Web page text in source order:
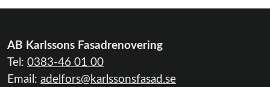
AB Karlssons Fasadrenovering
Tel: 0383-46 01 00
Email: adelfors@karlssonsfasad.se